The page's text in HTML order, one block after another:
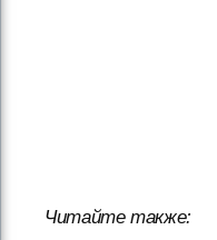
Читайте также: